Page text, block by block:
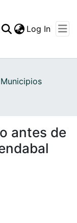
Log In
antes de